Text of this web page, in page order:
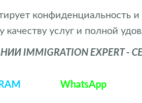
услуг и полной
IMMIGRATION EXPERT -
WhatsApp